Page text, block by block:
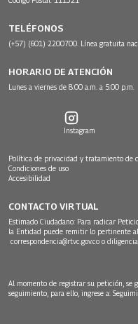
TELÉFONOS
(+57) (601) 2200700. Línea gratuita
HORARIO DE ATENCIÓN
Lunes a viernes de 8:00 a.m. a 5:00 p.m.
Instagram
Política de privacidad y tratamiento de
Condiciones de uso
Accesibilidad
CONTACTO VIRTUAL
Estimado Ciudadano: Para radicar
la Entidad puede remitir lo pertinente
correspondencia@rtvc.gov.co o
Al momento de registrar su petición, se
seguimiento, para ello, ingrese a: